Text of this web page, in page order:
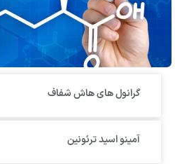
گرانول‌ های هاش شفاف
آمینو اسید ترئونین